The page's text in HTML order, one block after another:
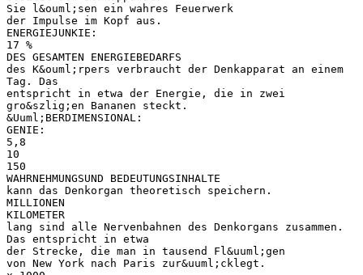
Sie l&ouml;sen ein wahres Feuerwerk
der Impulse im Kopf aus.
ENERGIEJUNKIE:
17 %
DES GESAMTEN ENERGIEBEDARFS
des K&ouml;rpers verbraucht der Denkapparat an einem
Tag. Das
entspricht in etwa der Energie, die in zwei
gro&szlig;en Bananen steckt.
&Uuml;BERDIMENSIONAL:
GENIE:
5,8
10
150
WAHRNEHMUNGSUND BEDEUTUNGSINHALTE
kann das Denkorgan theoretisch speichern.
MILLIONEN
KILOMETER
lang sind alle Nervenbahnen des Denkorgans zusammen.
Das entspricht in etwa
der Strecke, die man in tausend Fl&uuml;gen
von New York nach Paris zur&uuml;cklegt.